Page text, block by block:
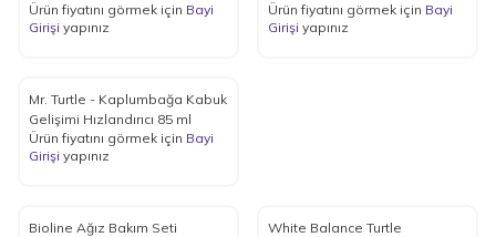
Ürün fiyatını görmek için Bayi
Girişi yapınız
Ürün fiyatını görmek için Bayi
Girişi yapınız
Mr. Turtle - Kaplumbağa Kabuk
Gelişimi Hızlandırıcı 85 ml
Ürün fiyatını görmek için Bayi
Girişi yapınız
Bioline Ağız Bakım Seti
White Balance Turtle